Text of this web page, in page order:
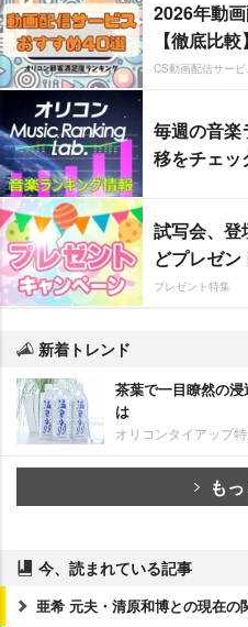
2026年動
【徹底比較】
CS動画配信サー
毎週の音楽
移をチェッ
試写会、登
どプレゼン
プレゼント特集
新着トレンド
茶葉で一目瞭然の
は
オリコンタイアップ
も
今、読まれている記事
亜希 元夫・清原和博との現在の